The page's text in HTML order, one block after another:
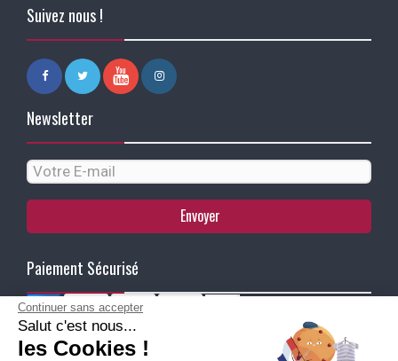
Suivez nous !
Newsletter
Envoyer
Paiement Sécurisé
Ma Livraison
Continuer sans accepter
Salut c'est nous...
les Cookies !